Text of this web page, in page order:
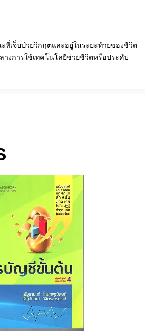
เจ็บป่วยวิกฤตและอยู่ในระยะท้ายของชีวิต
งการใช้เทคโนโลยีช่วยชีวิตหรือประคับ